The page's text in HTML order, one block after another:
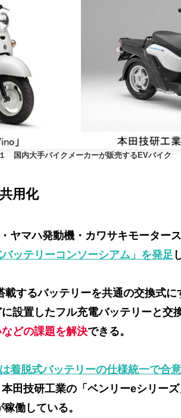
国内大手バイクメーカーが販売するEVバイク
用化
ヤマハ発動機・カワサキモーター
ッテリーコンソーシアム」を発足
するバッテリーを共通の交換式に
設置したフル充電バッテリーと交
どの課題を解決できる。
着脱式バッテリーの仕様統一で合
田技研工業の「ベンリーeシリー
働している。